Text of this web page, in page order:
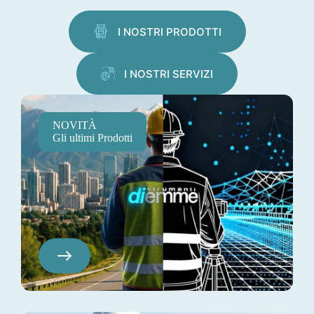
I NOSTRI PRODOTTI
I NOSTRI SERVIZI
NOVITÀ
Gli ultimi Prodotti